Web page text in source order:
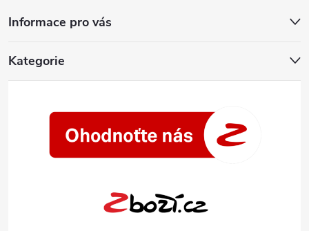
Informace pro vás
Kategorie